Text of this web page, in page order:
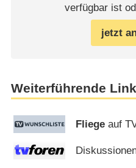
verfügbar ist
jetzt
Weiterführende
Fliege auf